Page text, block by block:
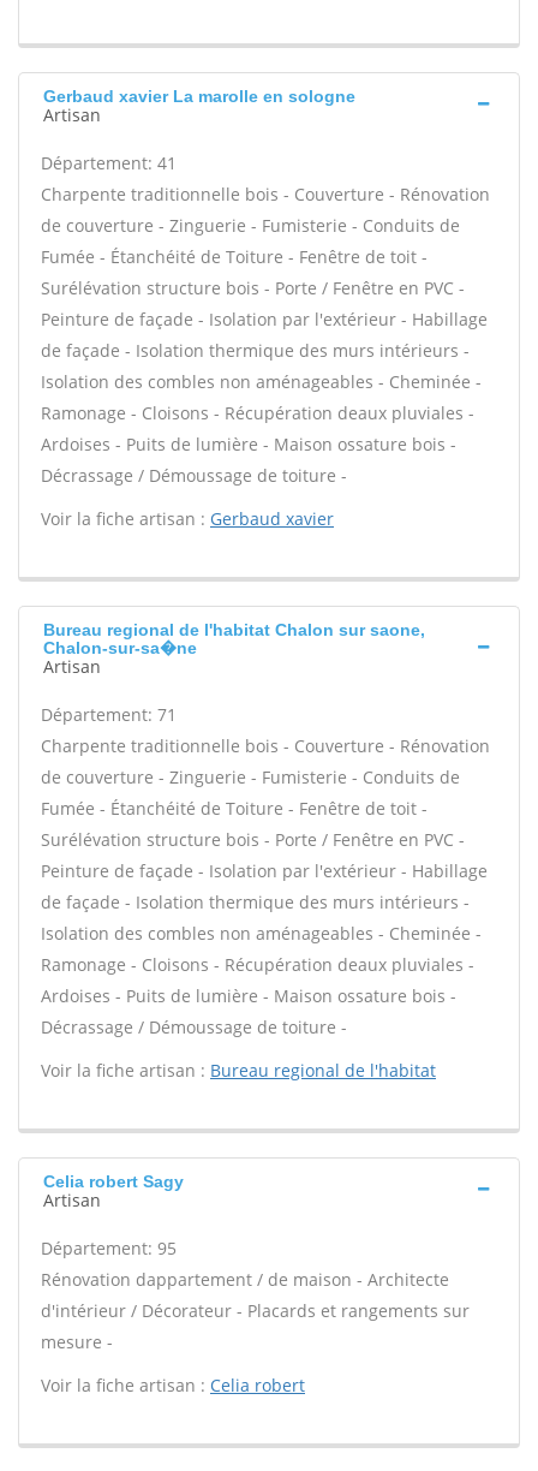
Gerbaud xavier La marolle en sologne
Artisan
Département: 41
Charpente traditionnelle bois - Couverture - Rénovation
de couverture - Zinguerie - Fumisterie - Conduits de
Fumée - Étanchéité de Toiture - Fenêtre de toit -
Surélévation structure bois - Porte / Fenêtre en PVC -
Peinture de façade - Isolation par l'extérieur - Habillage
de façade - Isolation thermique des murs intérieurs -
Isolation des combles non aménageables - Cheminée -
Ramonage - Cloisons - Récupération deaux pluviales -
Ardoises - Puits de lumière - Maison ossature bois -
Décrassage / Démoussage de toiture -
Voir la fiche artisan : Gerbaud xavier
Bureau regional de l'habitat Chalon sur saone,
Chalon-sur-sa�ne
Artisan
Département: 71
Charpente traditionnelle bois - Couverture - Rénovation
de couverture - Zinguerie - Fumisterie - Conduits de
Fumée - Étanchéité de Toiture - Fenêtre de toit -
Surélévation structure bois - Porte / Fenêtre en PVC -
Peinture de façade - Isolation par l'extérieur - Habillage
de façade - Isolation thermique des murs intérieurs -
Isolation des combles non aménageables - Cheminée -
Ramonage - Cloisons - Récupération deaux pluviales -
Ardoises - Puits de lumière - Maison ossature bois -
Décrassage / Démoussage de toiture -
Voir la fiche artisan : Bureau regional de l'habitat
Celia robert Sagy
Artisan
Département: 95
Rénovation dappartement / de maison - Architecte
d'intérieur / Décorateur - Placards et rangements sur
mesure -
Voir la fiche artisan : Celia robert